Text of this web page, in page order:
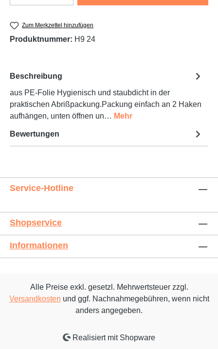
Zum Merkzettel hinzufügen
Produktnummer: H9 24
Beschreibung
aus PE-Folie Hygienisch und staubdicht in der
praktischen Abrißpackung.Packung einfach an 2 Haken
aufhängen, unten öffnen un… Mehr
Bewertungen
Service-Hotline
Shopservice
Informationen
Alle Preise exkl. gesetzl. Mehrwertsteuer zzgl.
Versandkosten und ggf. Nachnahmegebühren, wenn nicht
anders angegeben.
Realisiert mit Shopware